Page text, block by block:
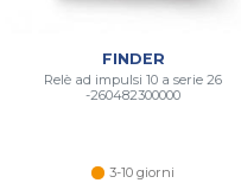
FINDER
Relè ad impulsi 10 a serie 26
-260482300000
3-10 giorni